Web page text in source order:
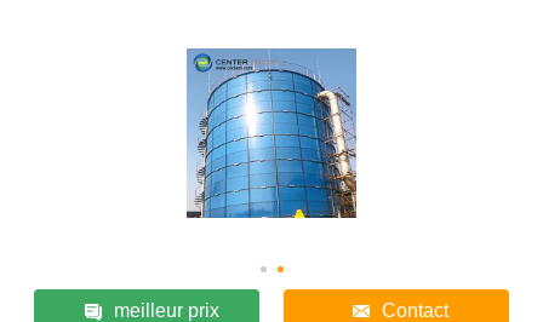
meilleur prix Contact